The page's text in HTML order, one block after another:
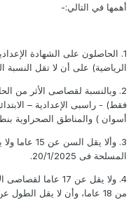
أهمها في التالي:-
1. الحاصلون على الشهادة
الرياضية) على أن لا تقل النسبة
2. وبالنسبة لقصاصى الأثر من
فقط) - راسبى الإعدادية –
أسوان ) والمناطق الصحراوية
المسلحة فى 20/1/2025.
4. ولا يقل عن 17
من 18 عاما، وأن لا يقل الطول عن 170 سم .